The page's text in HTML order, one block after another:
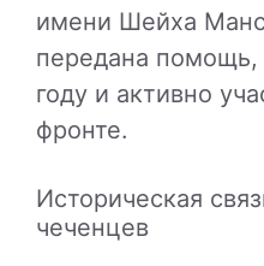
имени Шейха
передана помощь,
году и активно
фронте.
Историческая
чеченцев